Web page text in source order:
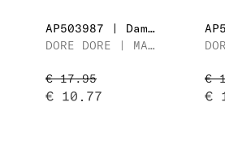
AP503987 | Dames Sneaker
DORE DORE | MAILLE UNIE AVEC LUREX
€ 17.95
€ 10.77
€
€